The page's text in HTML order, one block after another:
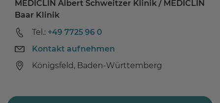
MEDICLIN Albert Schweitzer Klinik / MEDICLIN
Baar Klinik
Tel.: +49 7725 96 0
Kontakt aufnehmen
Königsfeld, Baden-Württemberg